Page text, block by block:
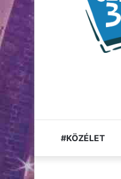
#KÖZÉLET